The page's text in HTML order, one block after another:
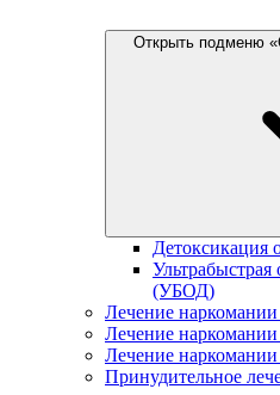
Открыть подменю
Детоксикация
(УБОД)
Лечение
Лечение наркомании
Лечение наркомании
Принудительное